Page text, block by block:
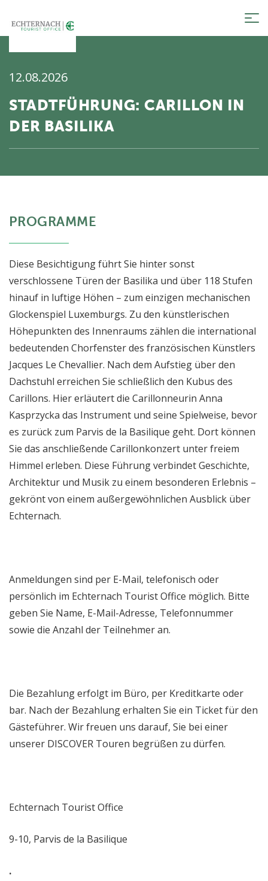
12.08.2026
STADTFÜHRUNG: CARILLON IN
DER BASILIKA
PROGRAMME
Diese Besichtigung führt Sie hinter sonst
verschlossene Türen der Basilika und über 118 Stufen
hinauf in luftige Höhen – zum einzigen mechanischen
Glockenspiel Luxemburgs. Zu den künstlerischen
Höhepunkten des Innenraums zählen die international
bedeutenden Chorfenster des französischen Künstlers
Jacques Le Chevallier. Nach dem Aufstieg über den
Dachstuhl erreichen Sie schließlich den Kubus des
Carillons. Hier erläutert die Carillonneurin Anna
Kasprzycka das Instrument und seine Spielweise, bevor
es zurück zum Parvis de la Basilique geht. Dort können
Sie das anschließende Carillonkonzert unter freiem
Himmel erleben. Diese Führung verbindet Geschichte,
Architektur und Musik zu einem besonderen Erlebnis –
gekrönt von einem außergewöhnlichen Ausblick über
Echternach.
Anmeldungen sind per E-Mail, telefonisch oder
persönlich im Echternach Tourist Office möglich. Bitte
geben Sie Name, E-Mail-Adresse, Telefonnummer
sowie die Anzahl der Teilnehmer an.
Die Bezahlung erfolgt im Büro, per Kreditkarte oder
bar. Nach der Bezahlung erhalten Sie ein Ticket für den
Gästeführer. Wir freuen uns darauf, Sie bei einer
unserer DISCOVER Touren begrüßen zu dürfen.
Echternach Tourist Office
9-10, Parvis de la Basilique
.